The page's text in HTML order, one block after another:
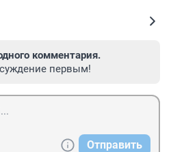
комментария.
первым!
Отправить